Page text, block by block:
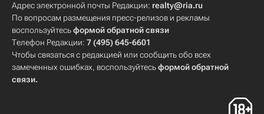
Адрес электронной почты Редакции: realty@ria.ru
По вопросам размещения пресс-релизов и рекламы
воспользуйтесьформой обратной связи
Телефон Редакции: 7 (495) 645-6601
Чтобы связаться с редакцией или сообщить обо всех
замеченных ошибках, воспользуйтесьформой обратной
связи.